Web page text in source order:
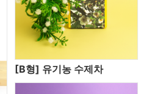
[B형] 유기농 수제차